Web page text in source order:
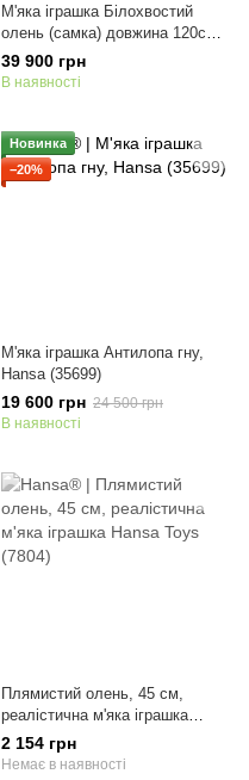
М'яка іграшка Білохвостий
олень (самка) довжина 120см,
Hansa (7510)
39 900 грн
В наявності
Новинка
−20%
М'яка іграшка Антилопа гну,
Hansa (35699)
19 600 грн 24 500 грн
В наявності
Плямистий олень, 45 см,
реалістична м'яка іграшка
Hansa Toys (7804)
2 154 грн
Немає в наявності